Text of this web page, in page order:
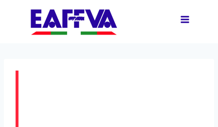
contenido